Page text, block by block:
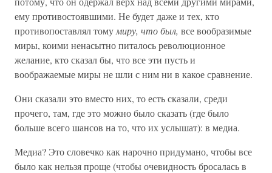
ему противостоявшими. Не будет даже и тех, кто
противопоставлял тому миру, что был, все вообразимые
миры, коими ненасытно питалось революционное
желание, кто сказал бы, что все эти пусть и
воображаемые миры не шли с ним ни в какое сравнение.
Они сказали это вместо них, то есть сказали, среди
прочего, там, где это можно было сказать (где было
больше всего шансов на то, что их услышат): в медиа.
Медиа? Это словечко как нарочно придумано, чтобы все
было как нельзя проще (чтобы очевидность бросалась в